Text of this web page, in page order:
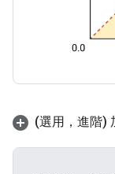
(選用，進階)